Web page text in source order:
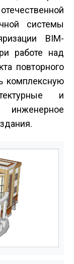
системы
BIM­
работе над
повторного
комплексную
и